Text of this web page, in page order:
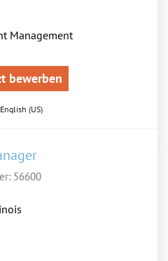
Management
bewerben
English (US)
56600